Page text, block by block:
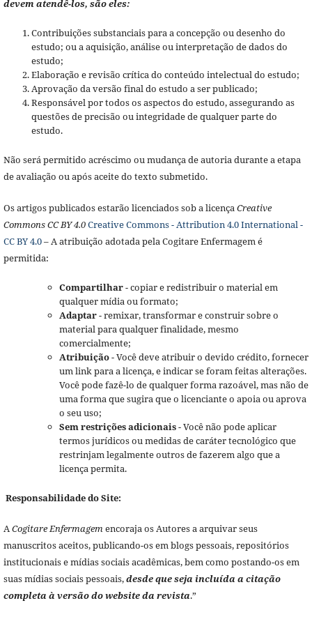
devem atendê-los, são eles:
Contribuições substanciais para a concepção ou desenho do
estudo; ou a aquisição, análise ou interpretação de dados do
estudo;
Elaboração e revisão crítica do conteúdo intelectual do estudo;
Aprovação da versão final do estudo a ser publicado;
Responsável por todos os aspectos do estudo, assegurando as
questões de precisão ou integridade de qualquer parte do
estudo.
Não será permitido acréscimo ou mudança de autoria durante a etapa
de avaliação ou após aceite do texto submetido.
Os artigos publicados estarão licenciados sob a licença Creative
Commons CC BY 4.0Creative Commons - Attribution 4.0 International -
CC BY 4.0– A atribuição adotada pela Cogitare Enfermagem é
permitida:
Compartilhar- copiar e redistribuir o material em
qualquer mídia ou formato;
Adaptar- remixar, transformar e construir sobre o
material para qualquer finalidade, mesmo
comercialmente;
Atribuição- Você deve atribuir o devido crédito, fornecer
um link para a licença, e indicar se foram feitas alterações.
Você pode fazê-lo de qualquer forma razoável, mas não de
uma forma que sugira que o licenciante o apoia ou aprova
o seu uso;
Sem restrições adicionais- Você não pode aplicar
termos jurídicos ou medidas de caráter tecnológico que
restrinjam legalmente outros de fazerem algo que a
licença permita.
Responsabilidade do Site:
A Cogitare Enfermagem encoraja os Autores a arquivar seus
manuscritos aceitos, publicando-os em blogs pessoais, repositórios
institucionais e mídias sociais acadêmicas, bem como postando-os em
suas mídias sociais pessoais,desde que seja incluída a citação
completa à versão do website da revista.”